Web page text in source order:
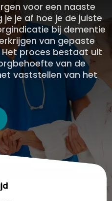
voor een naaste
je af hoe je de juiste
bij dementie
van gepaste
proces bestaat uit
van de
vaststellen van het